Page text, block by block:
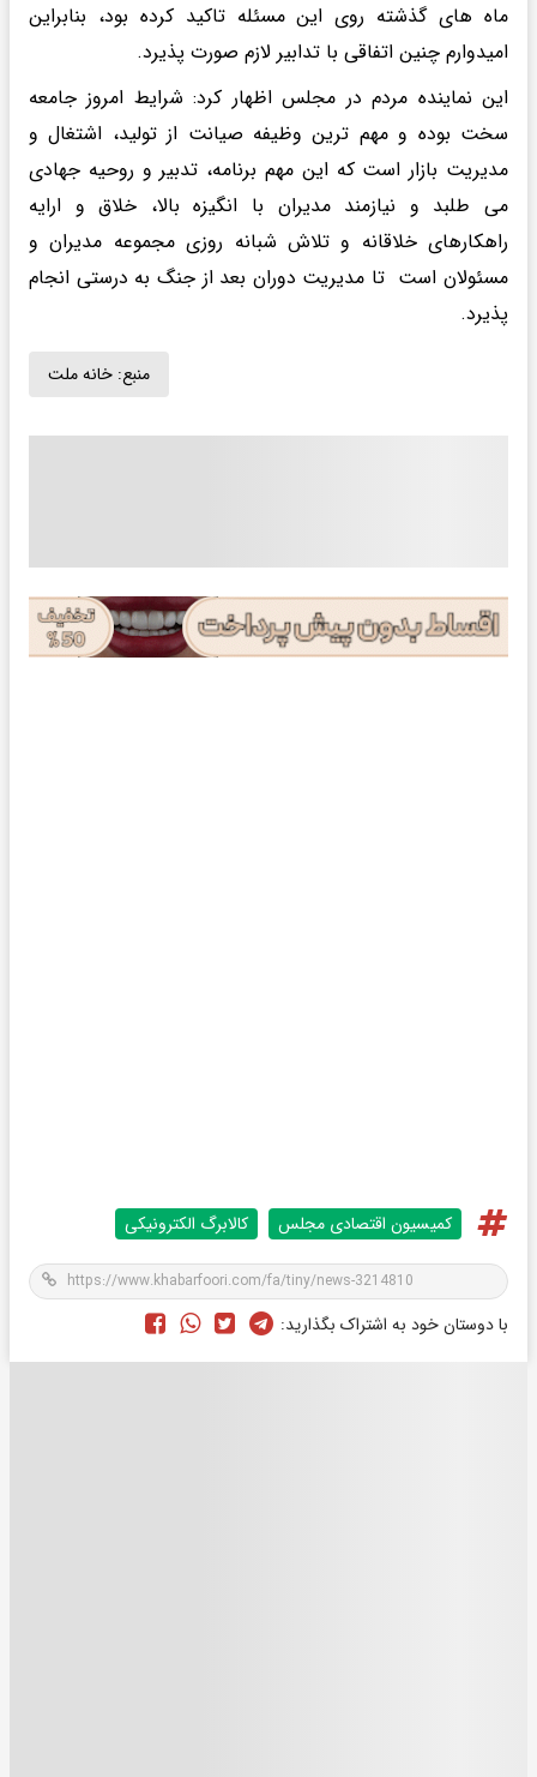
ماه های گذشته روی این مسئله تاکید کرده بود، بنابراین
امیدوارم چنین اتفاقی با تدابیر لازم صورت پذیرد.
این نماینده مردم در مجلس اظهار کرد: شرایط امروز جامعه
سخت بوده و مهم ترین وظیفه صیانت از تولید، اشتغال و
مدیریت بازار است که این مهم برنامه، تدبیر و روحیه جهادی
می طلبد و نیازمند مدیران با انگیزه بالا، خلاق و ارایه
راهکارهای خلاقانه و تلاش شبانه روزی مجموعه مدیران و
مسئولان است تا مدیریت دوران بعد از جنگ به درستی انجام
پذیرد.
منبع: خانه ملت
کمیسیون اقتصادی مجلس کالابرگ الکترونیکی
با دوستان خود به اشتراک بگذارید: